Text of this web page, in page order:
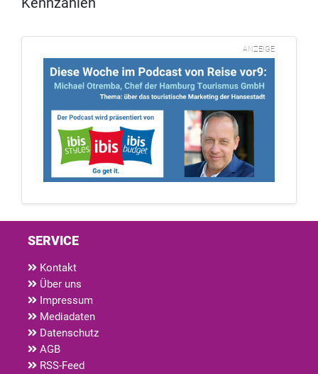
ANZEIGE
SERVICE
Kontakt
Über uns
Impressum
Mediadaten
Datenschutz
AGB
RSS-Feed